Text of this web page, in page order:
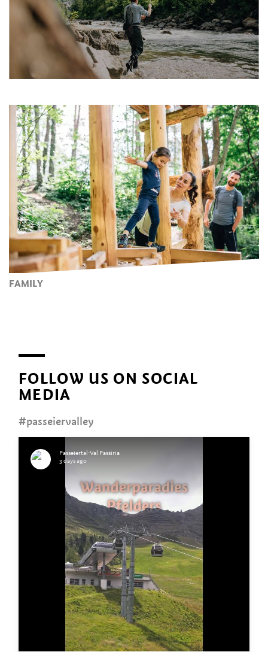
FAMILY
FOLLOW US ON SOCIAL
MEDIA
#passeiervalley
Passeiertal-Val Passiria
3 days ago